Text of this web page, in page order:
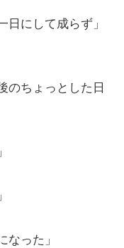
にして成らず」
のちょっとした日
なった」